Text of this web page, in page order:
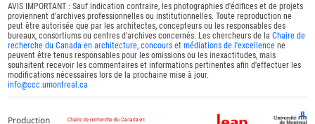
AVIS IMPORTANT : Sauf indication contraire, les photographies d'édifices et de projets
proviennent d'archives professionnelles ou institutionnelles. Toute reproduction ne
peut être autorisée que par les architectes, concepteurs ou les responsables des
bureaux, consortiums ou centres d'archives concernés. Les chercheurs de laChaire de
recherche du Canada en architecture, concours et médiations de l'excellence ne
peuvent être tenus responsables pour les omissions ou les inexactitudes, mais
souhaitent recevoir les commentaires et informations pertinentes afin d'effectuer les
modifications nécessaires lors de la prochaine mise à jour.
info@ccc.umontreal.ca
Production